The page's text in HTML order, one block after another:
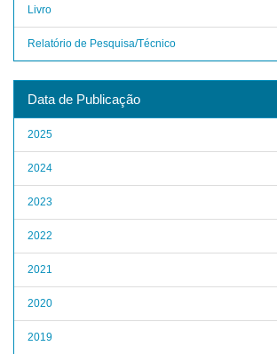
Livro
Relatório de Pesquisa/Técnico
Data de Publicação
2025
2024
2023
2022
2021
2020
2019